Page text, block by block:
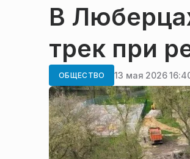
В
трек при
ОБЩЕСТВО 13 мая 2026